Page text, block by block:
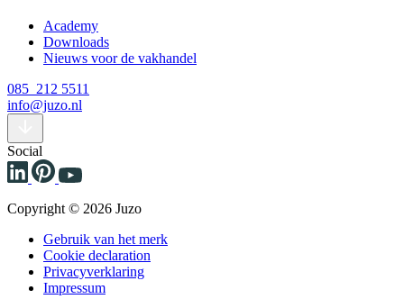
Academy
Downloads
Nieuws voor de vakhandel
085 212 5511
info@juzo.nl
Social
Copyright © 2026 Juzo
Gebruik van het merk
Cookie declaration
Privacyverklaring
Impressum